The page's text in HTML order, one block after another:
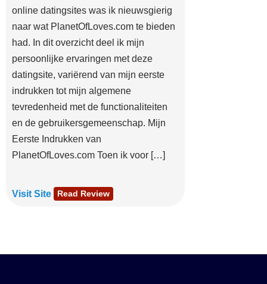
online datingsites was ik nieuwsgierig
naar wat PlanetOfLoves.com te bieden
had. In dit overzicht deel ik mijn
persoonlijke ervaringen met deze
datingsite, variërend van mijn eerste
indrukken tot mijn algemene
tevredenheid met de functionaliteiten
en de gebruikersgemeenschap. Mijn
Eerste Indrukken van
PlanetOfLoves.com Toen ik voor […]
Visit Site Read Review